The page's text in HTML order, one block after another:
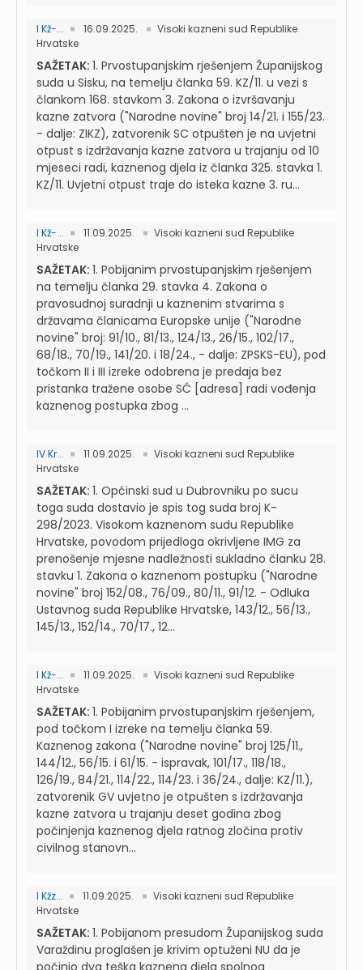
I Kž-... 16.09.2025.
Visoki kazneni sud Republike
Hrvatske
SAŽETAK: 1. Prvostupanjskim rješenjem Županijskog
suda u Sisku, na temelju članka 59. KZ/11. u vezi s
člankom 168. stavkom 3. Zakona o izvršavanju
kazne zatvora ("Narodne novine" broj 14/21. i 155/23.
- dalje: ZIKZ), zatvorenik SC otpušten je na uvjetni
otpust s izdržavanja kazne zatvora u trajanju od 10
mjeseci radi, kaznenog djela iz članka 325. stavka 1.
KZ/11. Uvjetni otpust traje do isteka kazne 3. ru...
I Kž-... 11.09.2025.
Visoki kazneni sud Republike
Hrvatske
SAŽETAK: 1. Pobijanim prvostupanjskim rješenjem
na temelju članka 29. stavka 4. Zakona o
pravosudnoj suradnji u kaznenim stvarima s
državama članicama Europske unije ("Narodne
novine" broj: 91/10., 81/13., 124/13., 26/15., 102/17.,
68/18., 70/19., 141/20. i 18/24., - dalje: ZPSKS-EU), pod
točkom II i III izreke odobrena je predaja bez
pristanka tražene osobe SĆ [adresa] radi vođenja
kaznenog postupka zbog ...
IV Kr... 11.09.2025.
Visoki kazneni sud Republike
Hrvatske
SAŽETAK: 1. Općinski sud u Dubrovniku po sucu
toga suda dostavio je spis tog suda broj K-
298/2023. Visokom kaznenom sudu Republike
Hrvatske, povodom prijedloga okrivljene IMG za
prenošenje mjesne nadležnosti sukladno članku 28.
stavku 1. Zakona o kaznenom postupku ("Narodne
novine" broj 152/08., 76/09., 80/11., 91/12. - Odluka
Ustavnog suda Republike Hrvatske, 143/12., 56/13.,
145/13., 152/14., 70/17., 12...
I Kž-... 11.09.2025.
Visoki kazneni sud Republike
Hrvatske
SAŽETAK: 1. Pobijanim prvostupanjskim rješenjem,
pod točkom I izreke na temelju članka 59.
Kaznenog zakona ("Narodne novine" broj 125/11.,
144/12., 56/15. i 61/15. - ispravak, 101/17., 118/18.,
126/19., 84/21., 114/22., 114/23. i 36/24., dalje: KZ/11.),
zatvorenik GV uvjetno je otpušten s izdržavanja
kazne zatvora u trajanju deset godina zbog
počinjenja kaznenog djela ratnog zločina protiv
civilnog stanovn...
I Kžz... 11.09.2025.
Visoki kazneni sud Republike
Hrvatske
SAŽETAK: 1. Pobijanom presudom Županijskog suda
Varaždinu proglašen je krivim optuženi NU da je
počinio dva teška kaznena djela spolnog